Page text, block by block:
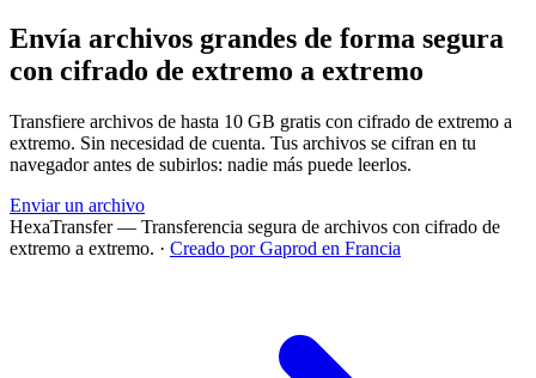
Envía archivos grandes de forma segura
con cifrado de extremo a extremo
Transfiere archivos de hasta 10 GB gratis con cifrado de extremo a
extremo. Sin necesidad de cuenta. Tus archivos se cifran en tu
navegador antes de subirlos: nadie más puede leerlos.
Enviar un archivo
HexaTransfer — Transferencia segura de archivos con cifrado de
extremo a extremo. · Creado por Gaprod en Francia